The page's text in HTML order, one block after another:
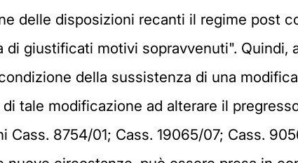
delle disposizioni recanti il regime post
di giustificati motivi sopravvenuti". Quindi,
della sussistenza di una
tale modificazione ad alterare il
Cass. 8754/01; Cass. 19065/07; Cass.